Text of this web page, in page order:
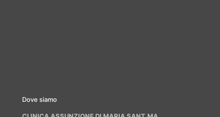
Dove siamo